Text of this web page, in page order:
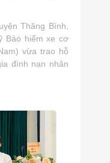
Thăng Bình,
Bảo hiểm xe cơ
vừa trao hỗ
đình nạn nhân